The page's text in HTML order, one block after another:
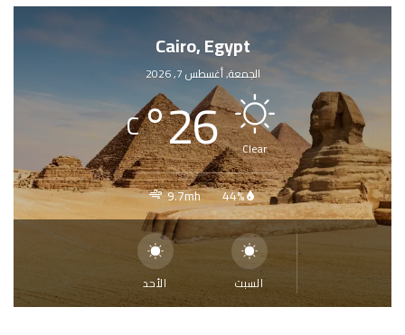
Cairo, Egypt
الجمعة, أغسطس 7, 2026
Clear
26
°
C
44%
9.7mh
السبت الأحد